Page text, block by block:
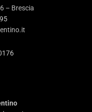
– Brescia